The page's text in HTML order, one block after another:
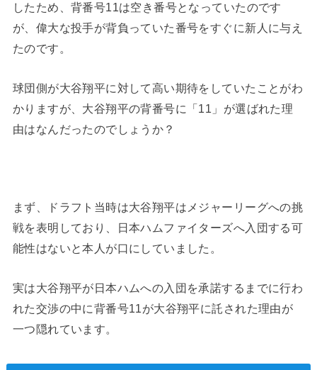
したため、背番号11は空き番号となっていたのです
が、偉大な投手が背負っていた番号をすぐに新人に与え
たのです。
球団側が大谷翔平に対して高い期待をしていたことがわ
かりますが、大谷翔平の背番号に「11」が選ばれた理
由はなんだったのでしょうか？
まず、ドラフト当時は大谷翔平はメジャーリーグへの挑
戦を表明しており、日本ハムファイターズへ入団する可
能性はないと本人が口にしていました。
実は大谷翔平が日本ハムへの入団を承諾するまでに行わ
れた交渉の中に背番号11が大谷翔平に託された理由が
一つ隠れています。